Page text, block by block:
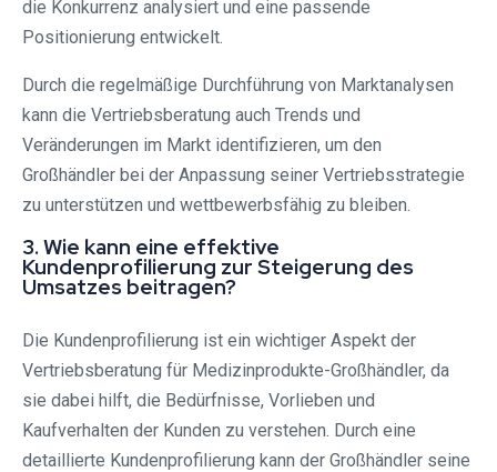
die Konkurrenz analysiert und eine passende
Positionierung entwickelt.
Durch die regelmäßige Durchführung von Marktanalysen
kann die Vertriebsberatung auch Trends und
Veränderungen im Markt identifizieren, um den
Großhändler bei der Anpassung seiner Vertriebsstrategie
zu unterstützen und wettbewerbsfähig zu bleiben.
3. Wie kann eine effektive
Kundenprofilierung zur Steigerung des
Umsatzes beitragen?
Die Kundenprofilierung ist ein wichtiger Aspekt der
Vertriebsberatung für Medizinprodukte-Großhändler, da
sie dabei hilft, die Bedürfnisse, Vorlieben und
Kaufverhalten der Kunden zu verstehen. Durch eine
detaillierte Kundenprofilierung kann der Großhändler seine